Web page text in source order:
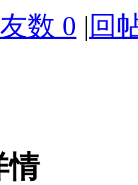
数 0 | 回
情